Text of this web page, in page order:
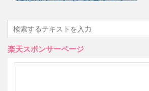
楽天スポンサーページ